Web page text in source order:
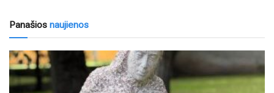
Panašios naujienos